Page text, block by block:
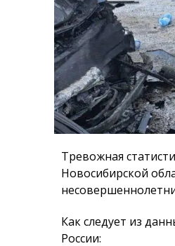
Тревожная
Новосибирской
Как следует из
России: